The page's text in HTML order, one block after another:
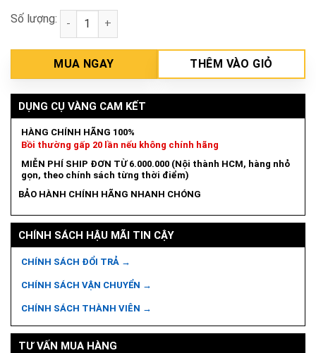
Số lượng: Kềm Cắt Đầu Nặng Cao Cấp 180mm INGCO
MUA NGAY THÊM VÀO GIỎ
DỤNG CỤ VÀNG CAM KẾT
HÀNG CHÍNH HÃNG 100%
Bồi thường gấp 20 lần nếu không chính hãng
MIỄN PHÍ SHIP ĐƠN TỪ 6.000.000 (Nội thành HCM, hàng nhỏ
gọn, theo chính sách từng thời điểm)
BẢO HÀNH CHÍNH HÃNG NHANH CHÓNG
CHÍNH SÁCH HẬU MÃI TIN CẬY
CHÍNH SÁCH ĐỔI TRẢ →
CHÍNH SÁCH VẬN CHUYỂN →
CHÍNH SÁCH THÀNH VIÊN →
TƯ VẤN MUA HÀNG